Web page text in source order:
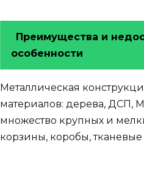
Преимущества и
особенности
Металлическая
материалов: дерева, ДСП,
множество крупных и
корзины, коробы,